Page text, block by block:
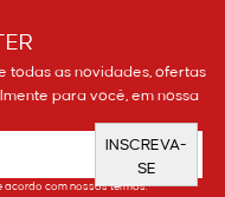
todas as novidades, ofertas
para você, em nossa
INSCREVA-
SE
acordo com nossos termos.